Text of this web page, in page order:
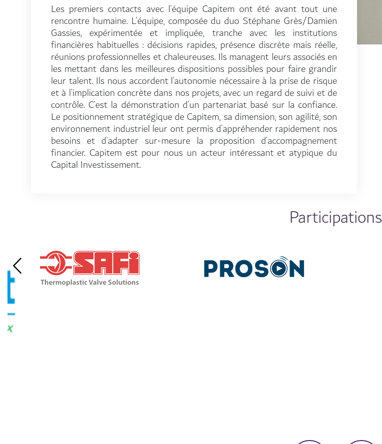
Les premiers contacts avec l’équipe Capitem ont été avant tout une
rencontre humaine. L’équipe, composée du duo Stéphane Grès/Damien
Gassies, expérimentée et impliquée, tranche avec les institutions
financières habituelles : décisions rapides, présence discrète mais réelle,
réunions professionnelles et chaleureuses. Ils managent leurs associés en
les mettant dans les meilleures dispositions possibles pour faire grandir
leur talent. Ils nous accordent l’autonomie nécessaire à la prise de risque
et à l’implication concrète dans nos projets, avec un regard de suivi et de
contrôle. C’est la démonstration d’un partenariat basé sur la confiance.
Le positionnement stratégique de Capitem, sa dimension, son agilité, son
environnement industriel leur ont permis d’appréhender rapidement nos
besoins et d’adapter sur-mesure la proposition d’accompagnement
financier. Capitem est pour nous un acteur intéressant et atypique du
Capital Investissement.
Participations